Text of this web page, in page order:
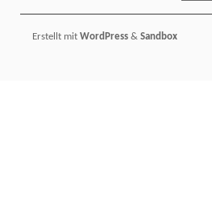
Erstellt mit WordPress & Sandbox